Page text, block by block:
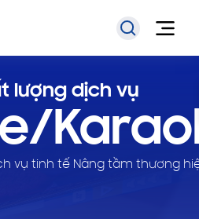
lượng dịch vụ
vụ tinh tế Nâng tầm thương